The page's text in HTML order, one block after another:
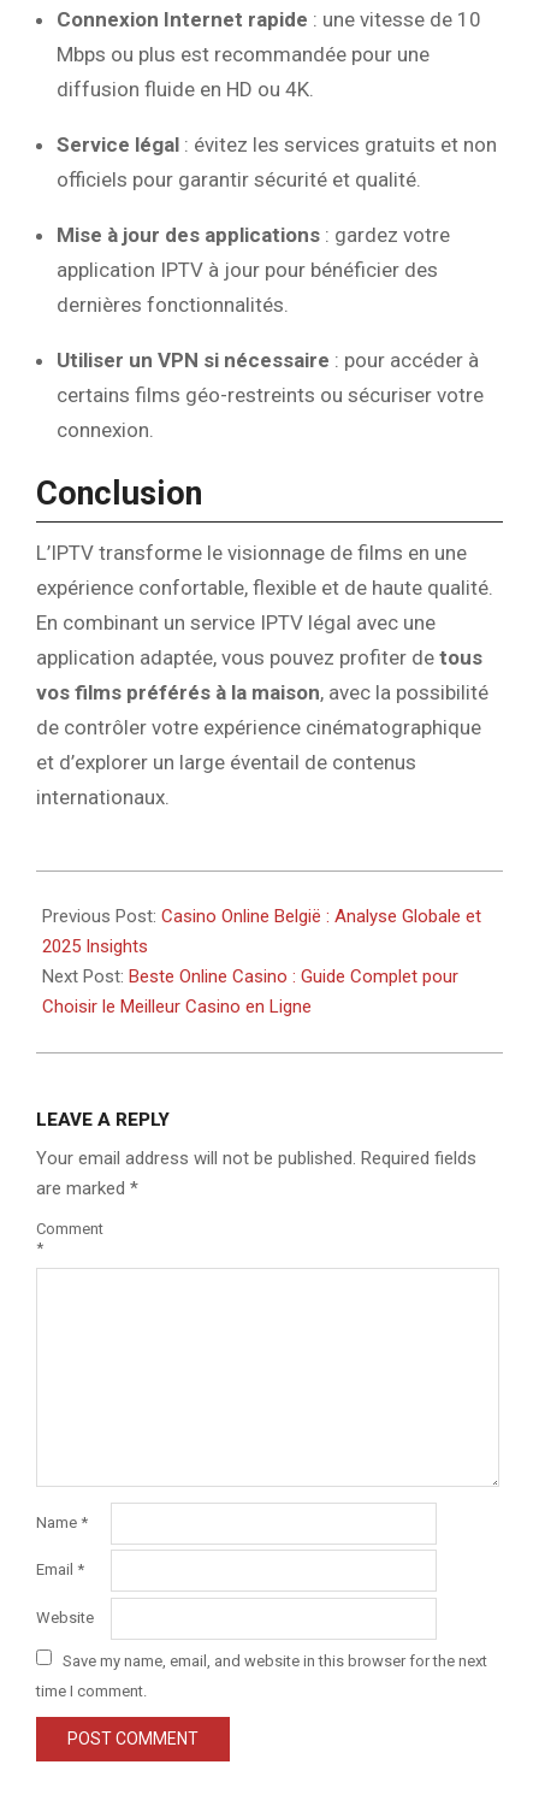
Connexion Internet rapide : une vitesse de 10
Mbps ou plus est recommandée pour une
diffusion fluide en HD ou 4K.
Service légal : évitez les services gratuits et non
officiels pour garantir sécurité et qualité.
Mise à jour des applications : gardez votre
application IPTV à jour pour bénéficier des
dernières fonctionnalités.
Utiliser un VPN si nécessaire : pour accéder à
certains films géo-restreints ou sécuriser votre
connexion.
Conclusion
L’IPTV transforme le visionnage de films en une
expérience confortable, flexible et de haute qualité.
En combinant un service IPTV légal avec une
application adaptée, vous pouvez profiter de tous
vos films préférés à la maison, avec la possibilité
de contrôler votre expérience cinématographique
et d’explorer un large éventail de contenus
internationaux.
10-
26
Previous Post: Casino Online België : Analyse Globale et
2025 Insights
Next Post: Beste Online Casino : Guide Complet pour
Choisir le Meilleur Casino en Ligne
LEAVE A REPLY
Your email address will not be published. Required fields
are marked *
Comment
*
Name *
Email *
Website
Save my name, email, and website in this browser for the next
time I comment.